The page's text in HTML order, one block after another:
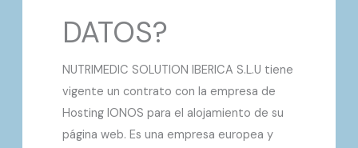
DATOS?
NUTRIMEDIC SOLUTION IBERICA S.L.U tiene
vigente un contrato con la empresa de
Hosting IONOS para el alojamiento de su
página web. Es una empresa europea y